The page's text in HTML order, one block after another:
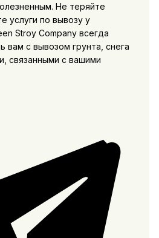
Не теряйте
услуги по вывозу у
Stroy Company всегда
вам с вывозом грунта, снега
связанными с вашими